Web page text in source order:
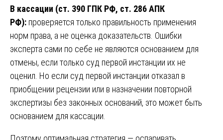
В кассации (ст. 390 ГПК РФ, ст. 286 АПК
РФ): проверяется только правильность применения
норм права, а не оценка доказательств. Ошибки
эксперта сами по себе не являются основанием для
отмены, если только суд первой инстанции их не
оценил. Но если суд первой инстанции отказал в
приобщении рецензии или в назначении повторной
экспертизы без законных оснований, это может быть
основанием для кассации.